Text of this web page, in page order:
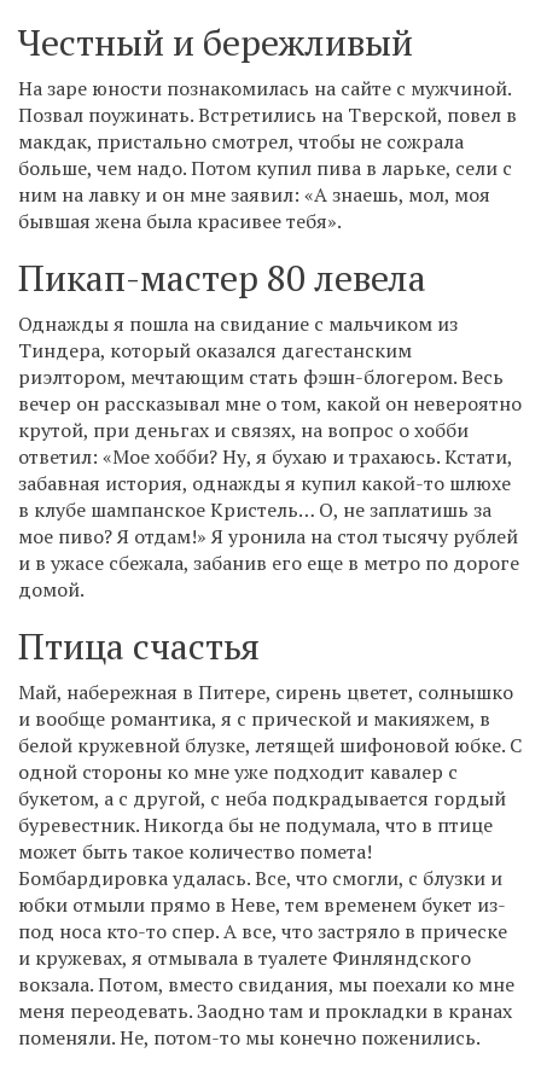
Честный и бережливый
На заре юности познакомилась на сайте с мужчиной.
Позвал поужинать. Встретились на Тверской, повел в
макдак, пристально смотрел, чтобы не сожрала
больше, чем надо. Потом купил пива в ларьке, сели с
ним на лавку и он мне заявил: «А знаешь, мол, моя
бывшая жена была красивее тебя».
Пикап-мастер 80 левела
Однажды я пошла на свидание с мальчиком из
Тиндера, который оказался дагестанским
риэлтором, мечтающим стать фэшн-блогером. Весь
вечер он рассказывал мне о том, какой он невероятно
крутой, при деньгах и связях, на вопрос о хобби
ответил: «Мое хобби? Ну, я бухаю и трахаюсь. Кстати,
забавная история, однажды я купил какой-то шлюхе
в клубе шампанское Кристель… О, не заплатишь за
мое пиво? Я отдам!» Я уронила на стол тысячу рублей
и в ужасе сбежала, забанив его еще в метро по дороге
домой.
Птица счастья
Май, набережная в Питере, сирень цветет, солнышко
и вообще романтика, я с прической и макияжем, в
белой кружевной блузке, летящей шифоновой юбке. С
одной стороны ко мне уже подходит кавалер с
букетом, а с другой, с неба подкрадывается гордый
буревестник. Никогда бы не подумала, что в птице
может быть такое количество помета!
Бомбардировка удалась. Все, что смогли, с блузки и
юбки отмыли прямо в Неве, тем временем букет из-
под носа кто-то спер. А все, что застряло в прическе
и кружевах, я отмывала в туалете Финляндского
вокзала. Потом, вместо свидания, мы поехали ко мне
меня переодевать. Заодно там и прокладки в кранах
поменяли. Не, потом-то мы конечно поженились.